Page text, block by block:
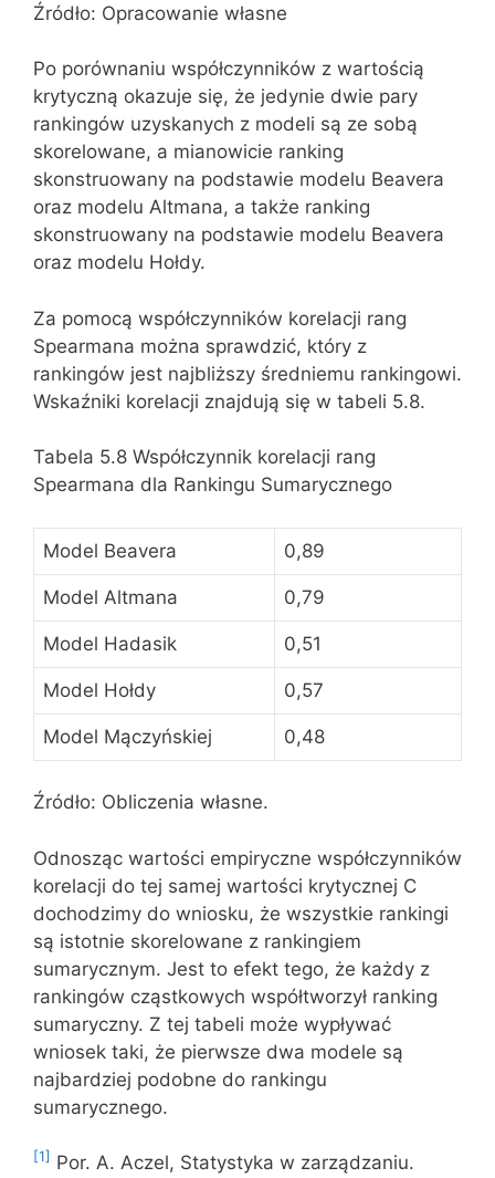
Źródło: Opracowanie własne
Po porównaniu współczynników z wartością
krytyczną okazuje się, że jedynie dwie pary
rankingów uzyskanych z modeli są ze sobą
skorelowane, a mianowicie ranking
skonstruowany na podstawie modelu Beavera
oraz modelu Altmana, a także ranking
skonstruowany na podstawie modelu Beavera
oraz modelu Hołdy.
Za pomocą współczynników korelacji rang
Spearmana można sprawdzić, który z
rankingów jest najbliższy średniemu rankingowi.
Wskaźniki korelacji znajdują się w tabeli 5.8.
Tabela 5.8 Współczynnik korelacji rang
Spearmana dla Rankingu Sumarycznego
Model Beavera 0,89
Model Altmana 0,79
Model Hadasik 0,51
Model Hołdy 0,57
Model Mączyńskiej 0,48
Źródło: Obliczenia własne.
Odnosząc wartości empiryczne współczynników
korelacji do tej samej wartości krytycznej C
dochodzimy do wniosku, że wszystkie rankingi
są istotnie skorelowane z rankingiem
sumarycznym. Jest to efekt tego, że każdy z
rankingów cząstkowych współtworzył ranking
sumaryczny. Z tej tabeli może wypływać
wniosek taki, że pierwsze dwa modele są
najbardziej podobne do rankingu
sumarycznego.
[1] Por. A. Aczel, Statystyka w zarządzaniu.